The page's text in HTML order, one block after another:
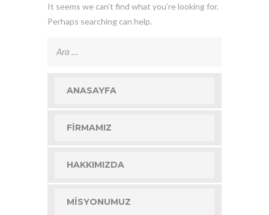
It seems we can’t find what you’re looking for.
Perhaps searching can help.
ANASAYFA
FIRMAMIZ
HAKKIMIZDA
MISYONUMUZ